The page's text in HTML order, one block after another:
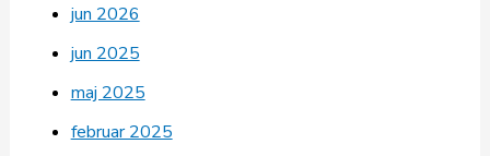
jun 2026
jun 2025
maj 2025
februar 2025